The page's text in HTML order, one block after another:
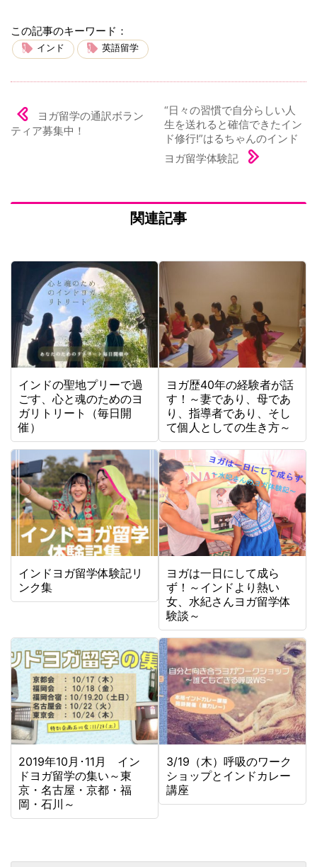
この記事のキーワード：
インド 英語留学
ヨガ留学の通訳ボラン
ティア募集中！
“日々の習慣で自分らしい人
生を送れると確信できたイン
ド修行!”はるちゃんのインド
ヨガ留学体験記
関連記事
インドの聖地プリーで過
ごす、心と魂のためのヨ
ガリトリート（毎日開
催）
ヨガ歴40年の経験者が話
す！～妻であり、母であ
り、指導者であり、そし
て個人としての生き方～
インドヨガ留学体験記リ
ンク集
ヨガは一日にして成ら
ず！～インドより熱い
女、水紀さんヨガ留学体
験談～
2019年10月･11月 イン
ドヨガ留学の集い～東
京・名古屋・京都・福
岡・石川～
3/19（木）呼吸のワーク
ショップとインドカレー
講座